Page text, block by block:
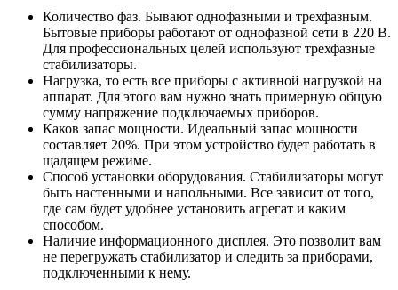
Количество фаз. Бывают однофазными и трехфазным.
Бытовые приборы работают от однофазной сети в 220 В.
Для профессиональных целей используют трехфазные
стабилизаторы.
Нагрузка, то есть все приборы с активной нагрузкой на
аппарат. Для этого вам нужно знать примерную общую
сумму напряжение подключаемых приборов.
Каков запас мощности. Идеальный запас мощности
составляет 20%. При этом устройство будет работать в
щадящем режиме.
Способ установки оборудования. Стабилизаторы могут
быть настенными и напольными. Все зависит от того,
где сам будет удобнее установить агрегат и каким
способом.
Наличие информационного дисплея. Это позволит вам
не перегружать стабилизатор и следить за приборами,
подключенными к нему.